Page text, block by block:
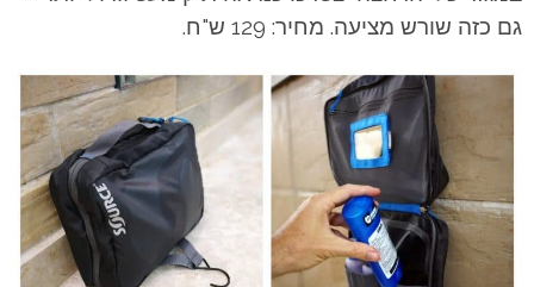
גם כזה שורש מציעה. מחיר: 129 ש"ח.